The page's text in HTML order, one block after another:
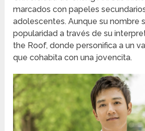
marcados con papeles
adolescentes. Aunque su nombre
popularidad a través de su
the Roof, donde personifica a un
que cohabita con una jovencita.